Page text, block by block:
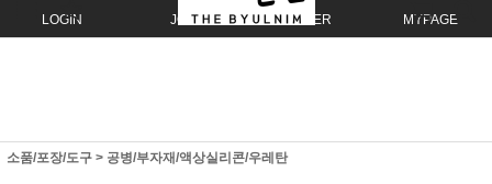
LOGIN JOIN ORDER MYPAGE
소품/포장/도구 > 공병/부자재/액상실리콘/우레탄